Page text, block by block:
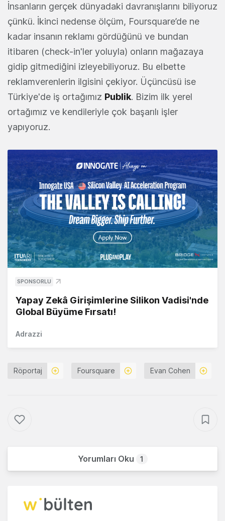
İnsanların gerçek dünyadaki davranışlarını biliyoruz
çünkü. İkinci nedense ölçüm, Foursquare’de ne
kadar insanın reklamı gördüğünü ve bundan
itibaren (check-in'ler yoluyla) onların mağazaya
gidip gitmediğini izleyebiliyoruz. Bu elbette
reklamverenlerin ilgisini çekiyor. Üçüncüsü ise
Türkiye'de iş ortağımız Publik. Bizim ilk yerel
ortağımız ve kendileriyle çok başarılı işler
yapıyoruz.
SPONSORLU
Yapay Zekâ Girişimlerine Silikon Vadisi'nde
Global Büyüme Fırsatı!
Adrazzi
Röportaj Foursquare Evan Cohen
Yorumları Oku 1